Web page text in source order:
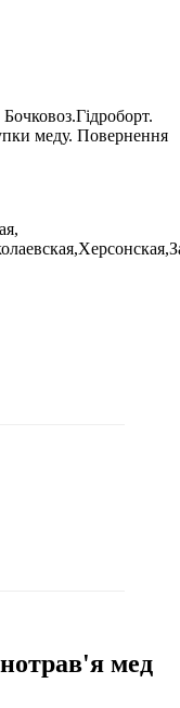
меду. Повернення
мед